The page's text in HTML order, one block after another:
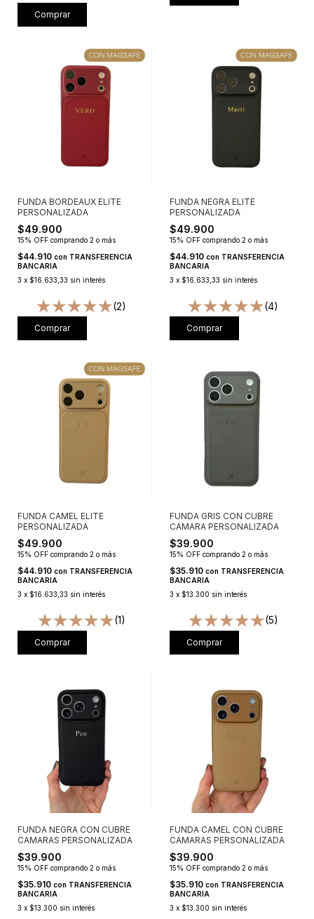
Comprar
FUNDA BORDEAUX ELITE
PERSONALIZADA
$49.900
15% OFF comprando 2 o más
$44.910 con TRANSFERENCIA
BANCARIA
3 x $16.633,33 sin interés
(2)
Comprar
FUNDA NEGRA ELITE
PERSONALIZADA
$49.900
15% OFF comprando 2 o más
$44.910 con TRANSFERENCIA
BANCARIA
3 x $16.633,33 sin interés
(4)
Comprar
FUNDA CAMEL ELITE
PERSONALIZADA
$49.900
15% OFF comprando 2 o más
$44.910 con TRANSFERENCIA
BANCARIA
3 x $16.633,33 sin interés
(1)
Comprar
FUNDA GRIS CON CUBRE
CAMARA PERSONALIZADA
$39.900
15% OFF comprando 2 o más
$35.910 con TRANSFERENCIA
BANCARIA
3 x $13.300 sin interés
(5)
Comprar
FUNDA NEGRA CON CUBRE
CAMARAS PERSONALIZADA
$39.900
15% OFF comprando 2 o más
$35.910 con TRANSFERENCIA
BANCARIA
3 x $13.300 sin interés
FUNDA CAMEL CON CUBRE
CAMARAS PERSONALIZADA
$39.900
15% OFF comprando 2 o más
$35.910 con TRANSFERENCIA
BANCARIA
3 x $13.300 sin interés